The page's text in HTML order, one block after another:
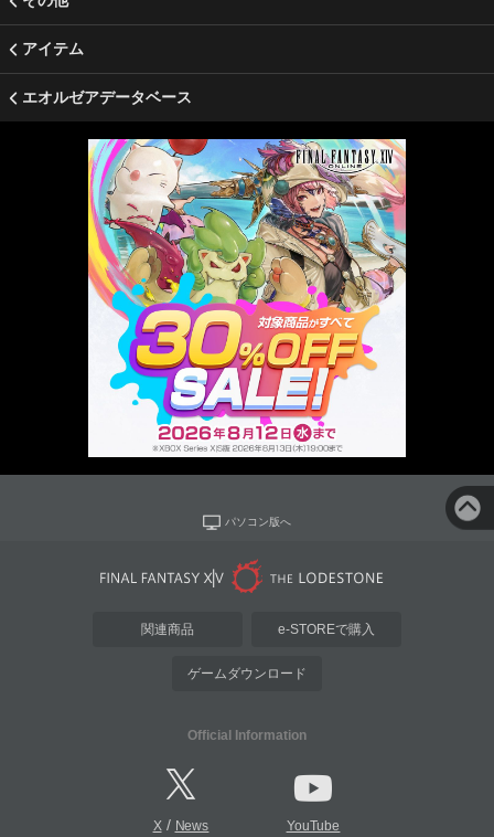
アイテム
エオルゼアデータベース
パソコン版へ
関連商品 e-STOREで購入
ゲームダウンロード
Official Information
X/ News YouTube